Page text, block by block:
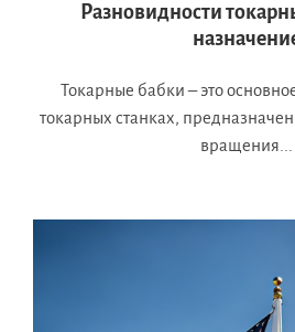
Разновидности
Токарные бабки – это
токарных станках,
вращения...